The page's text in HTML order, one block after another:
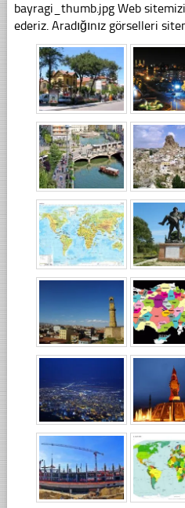
bayragi_thumb.jpg Web
ederiz. Aradığınız görselleri